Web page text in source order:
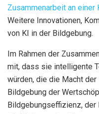
Zusammenarbeit an
Weitere Innovationen,
von KI in der Bildgebung.
Im Rahmen der
mit, dass sie intelligente
würden, die die Macht
Bildgebung der
Bildgebungseffizienz, der